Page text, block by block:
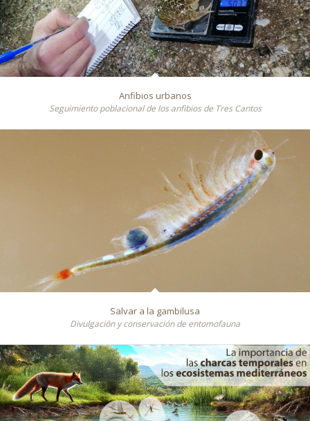
Anfibios urbanos
Seguimiento poblacional de los anfibios de Tres Cantos
Salvar a la gambilusa
Divulgación y conservación de entomofauna